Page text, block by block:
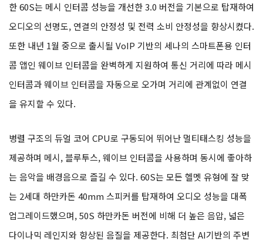
한 60S는 메시 인터콤 성능을 개선한 3.0 버전을 기본으로 탑재하여
오디오의 선명도, 연결의 안정성 및 전력 소비 안정성을 향상시켰다.
또한 내년 1월 중으로 출시될 VoIP 기반의 세나의 스마트폰용 인터
콤 앱인 웨이브 인터콤을 완벽하게 지원하여 통신 거리에 따라 메시
인터콤과 웨이브 인터콤을 자동으로 오가며 거리에 관계없이 연결
을 유지할 수 있다.
병렬 구조의 듀얼 코어 CPU로 구동되어 뛰어난 멀티태스킹 성능을
제공하며 메시, 블루투스, 웨이브 인터콤을 사용하며 동시에 좋아하
는 음악을 배경음으로 즐길 수 있다. 60S는 모든 헬멧 유형에 잘 맞
는 2세대 하만카돈 40mm 스피커를 탑재하여 오디오 성능을 대폭
업그레이드했으며, 50S 하만카돈 버전에 비해 더 높은 음압, 넓은
다이나믹 레인지와 향상된 음질을 제공한다. 최첨단 AI기반의 주변